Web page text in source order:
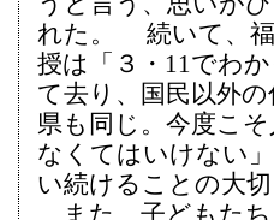
れた。 続いて、福
授は「３・11でわ
て去り、国民以外
県も同じ。今度こ
なくてはいけない
い続けることの大切
また、子どもたち